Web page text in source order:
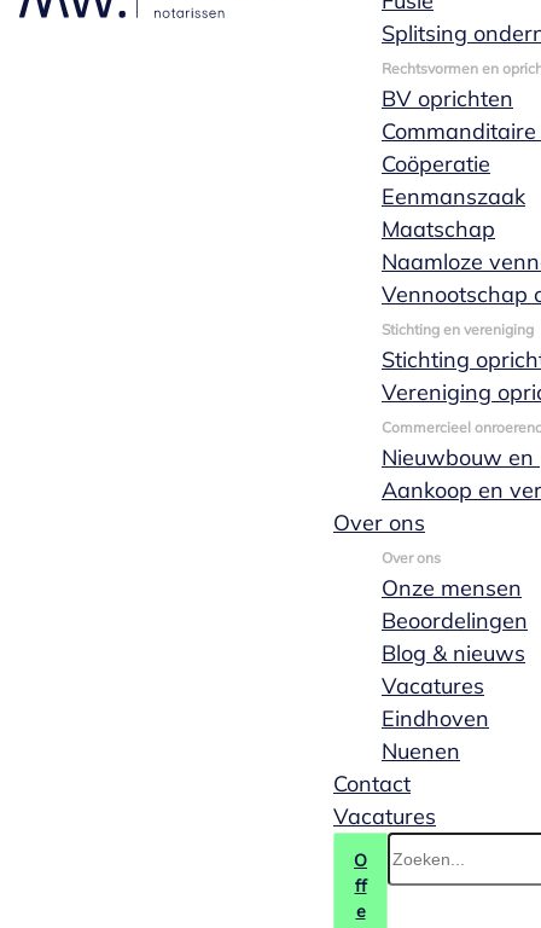
Splitsing
Rechtsvormen en
BV oprichten
Coöperatie
Eenmanszaak
Maatschap
Naamloze
Vennootschap
Stichting en vereniging
Stichting
Vereniging
Commercieel
Nieuwbouw
Aankoop en
Over ons
Over ons
Onze mensen
Beoordelingen
Blog & nieuws
Vacatures
Eindhoven
Nuenen
Contact
Vacatures
O
ff
e
Waarom heb ik een notaris nodig?
Wat is het protocolnummer van Marks
Veelgestelde vragen –